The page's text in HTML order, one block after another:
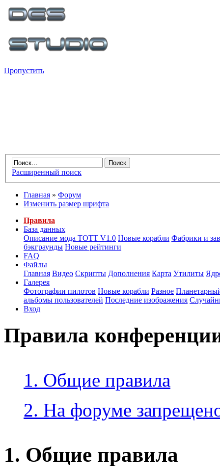
Пропустить
Расширенный поиск
Главная » Форум
Изменить размер шрифта
Правила
База данных
Описание мода ТОТТ V1.0 Новые корабли Фабрики и
бэкграунды Новые рейтинги
FAQ
Файлы
Главная Видео Скрипты Дополнения Карта Утилиты
Галерея
Фотографии пилотов Новые корабли Разное
альбомы пользователей Последние изображения
Вход
Правила
1. Общие правила
2. На форуме
1. Общие правила